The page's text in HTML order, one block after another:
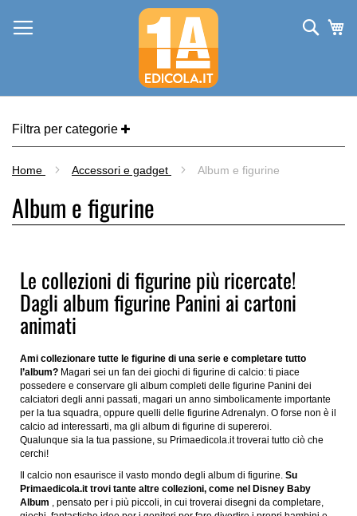
al
contenuto
Cerca
Home Accessori e gadget Album e figurine
Album e figurine
Le collezioni di figurine più ricercate!
Dagli album figurine Panini ai cartoni
animati
Ami collezionare tutte le figurine di una serie e completare tutto
l’album? Magari sei un fan dei giochi di figurine di calcio: ti piace
possedere e conservare gli album completi delle figurine Panini dei
calciatori degli anni passati, magari un anno simbolicamente importante
per la tua squadra, oppure quelli delle figurine Adrenalyn. O forse non è il
calcio ad interessarti, ma gli album di figurine di supereroi.
Qualunque sia la tua passione, su Primaedicola.it troverai tutto ciò che
cerchi!
Il calcio non esaurisce il vasto mondo degli album di figurine. Su
Primaedicola.it trovi tante altre collezioni, come nel Disney Baby
Album , pensato per i più piccoli, in cui troverai disegni da completare,
Filtra per categorie